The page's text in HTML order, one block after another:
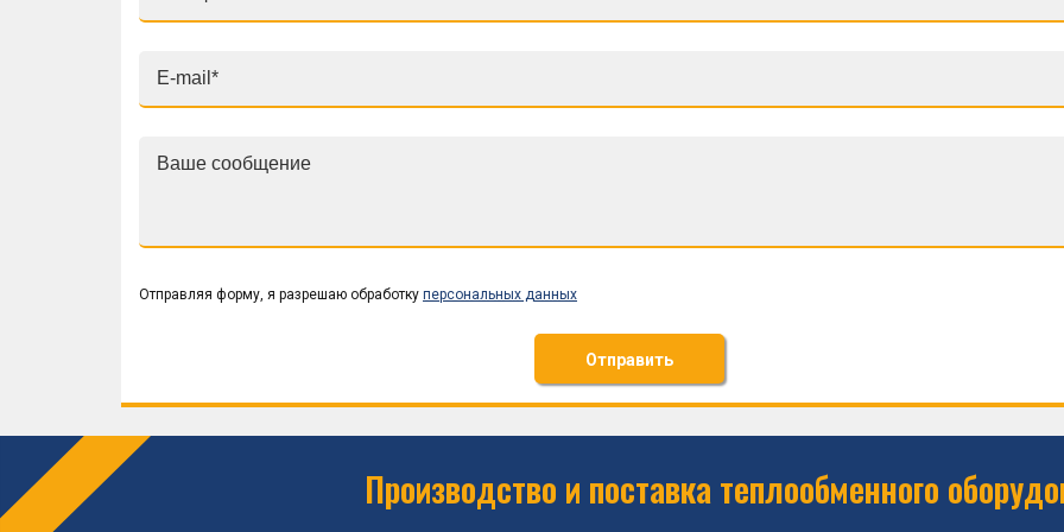
Отправляя форму, я разрешаю обработку персональных данных
Отправить
Производство и поставка теплообменного